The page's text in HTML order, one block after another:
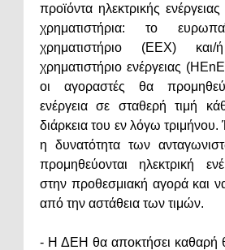
προϊόντα ηλεκτρικής
χρηματιστήρια: το
χρηματιστήριο (ΕΕΧ)
χρηματιστήριο ενέργειας
οι αγοραστές θα
ενέργεια σε σταθερή τιμή
διάρκεια του εν λόγω τριμήνου.
η δυνατότητα των
προμηθεύονται ηλεκτρική
στην προθεσμιακή αγορά και
από την αστάθεια των τιμών.
- Η ΔΕΗ θα αποκτήσει καθαρή